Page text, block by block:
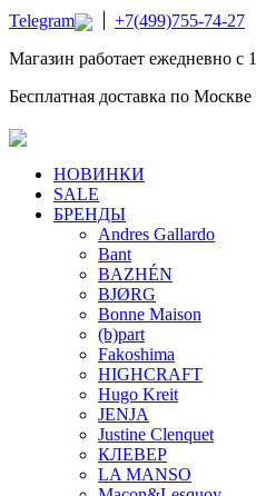
Telegram
+7(499)755-74-27
Магазин работает ежедневно с
Бесплатная доставка по
НОВИНКИ
SALE
БРЕНДЫ
Andres Gallardo
Bant
BAZHÉN
BJØRG
Bonne Maison
(b)part
Fakoshima
HIGHCRAFT
Hugo Kreit
JENJA
Justine Clenquet
КЛЕВЕР
LA MANSO